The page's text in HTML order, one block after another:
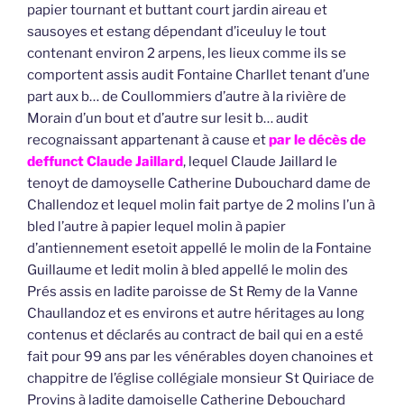
papier tournant et buttant court jardin aireau et
sausoyes et estang dépendant d’iceuluy le tout
contenant environ 2 arpens, les lieux comme ils se
comportent assis audit Fontaine Charllet tenant d’une
part aux b… de Coullommiers d’autre à la rivière de
Morain d’un bout et d’autre sur lesit b… audit
recognaissant appartenant à cause etpar le décès de
deffunct Claude Jaillard, lequel Claude Jaillard le
tenoyt de damoyselle Catherine Dubouchard dame de
Challendoz et lequel molin fait partye de 2 molins l’un à
bled l’autre à papier lequel molin à papier
d’antiennement esetoit appellé le molin de la Fontaine
Guillaume et ledit molin à bled appellé le molin des
Prés assis en ladite paroisse de St Remy de la Vanne
Chaullandoz et es environs et autre héritages au long
contenus et déclarés au contract de bail qui en a esté
fait pour 99 ans par les vénérables doyen chanoines et
chappitre de l’église collégiale monsieur St Quiriace de
Provins à ladite damoiselle Catherine Debouchard